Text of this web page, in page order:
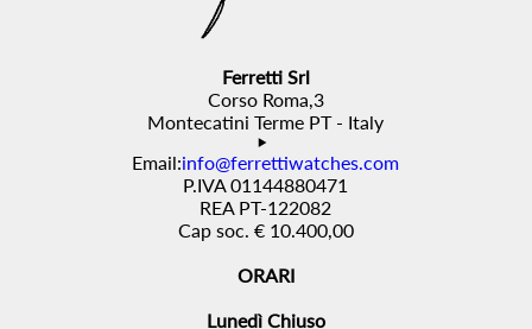
Ferretti Srl
Corso Roma,3
Montecatini Terme PT - Italy
Email:info@ferrettiwatches.com
P.IVA 01144880471
REA PT-122082
Cap soc. € 10.400,00
ORARI
Lunedì Chiuso